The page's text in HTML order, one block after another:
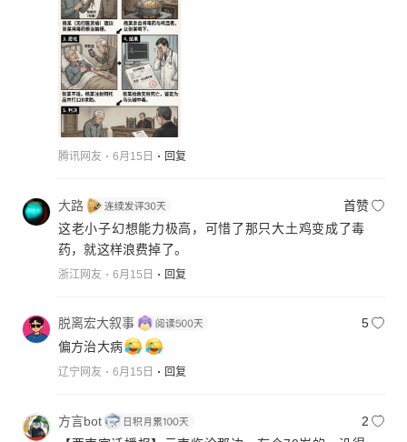
腾讯网友 6月15日 回复
大路
首赞
这老小子幻想能力极高，可惜了那只大土鸡变成了毒
药，就这样浪费掉了。
浙江网友 6月15日 回复
脱离宏大叙事
5
偏方治大病
辽宁网友 6月15日 回复
方言bot
2